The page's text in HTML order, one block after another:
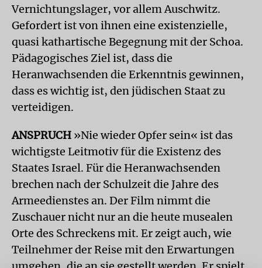
Vernichtungslager, vor allem Auschwitz.
Gefordert ist von ihnen eine existenzielle,
quasi kathartische Begegnung mit der Schoa.
Pädagogisches Ziel ist, dass die
Heranwachsenden die Erkenntnis gewinnen,
dass es wichtig ist, den jüdischen Staat zu
verteidigen.
ANSPRUCH »Nie wieder Opfer sein« ist das
wichtigste Leitmotiv für die Existenz des
Staates Israel. Für die Heranwachsenden
brechen nach der Schulzeit die Jahre des
Armeedienstes an. Der Film nimmt die
Zuschauer nicht nur an die heute musealen
Orte des Schreckens mit. Er zeigt auch, wie
Teilnehmer der Reise mit den Erwartungen